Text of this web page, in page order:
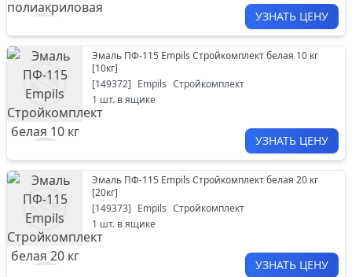
УЗНАТЬ ЦЕНУ
Эмаль ПФ-115 Empils Стройкомплект белая 10 кг
[10кг]
[149372] Empils Стройкомплект
1 шт. в ящике
УЗНАТЬ ЦЕНУ
Эмаль ПФ-115 Empils Стройкомплект белая 20 кг
[20кг]
[149373] Empils Стройкомплект
1 шт. в ящике
УЗНАТЬ ЦЕНУ